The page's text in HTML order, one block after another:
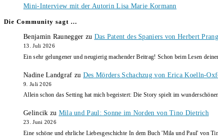
Mini-Interview mit der Autorin Lisa Marie Kormann
Die Community sagt …
Benjamin Raunegger zu Das Patent des Spaniers von Herbert
13. Juli 2026
Ein sehr gelungener und neugierig machender Beitrag! Schon beim Lesen
Nadine Landgraf zu Des Mörders Schachzug von Erica Koelln-
9. Juli 2026
Allein schon das Setting hat mich begeistert: Die Story spielt im
Gelincik zu Mila und Paul: Sonne im Norden von Tino Dietrich
23. Juni 2026
Eine schöne und ehrliche Liebesgeschichte In dem Buch 'Mila und Paul' von